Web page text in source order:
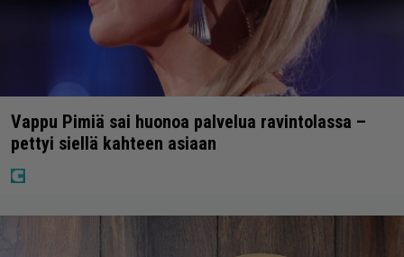
Vappu Pimiä sai huonoa palvelua ravintolassa –
pettyi siellä kahteen asiaan